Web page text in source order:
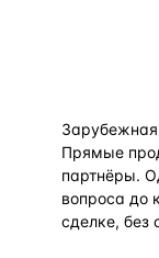
Прямые
партнёры.
вопроса до
сделке, без